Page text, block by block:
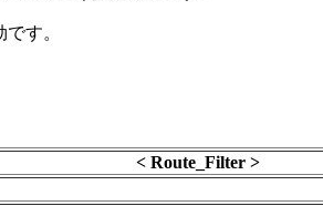
す。
< Route_Filter >